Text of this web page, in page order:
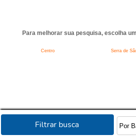
Filtrar busca
Para melhorar sua pesquisa, escolha
Centro Serra de